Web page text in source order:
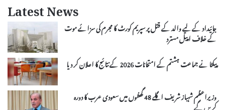
Latest News
جائیداد کے لیے والد کے قتل پر سپریم کورٹ کا مجرم کی سزائے موت
کے خلاف اپیل مسترد
پیکٹا نے جماعت ہشتم کے امتحانات 2026 کے نتائج کا اعلان کر دیا
وزیراعظم شہباز شریف اگلے 48 گھنٹوں میں سعودی عرب کا دورہ
کریں گے